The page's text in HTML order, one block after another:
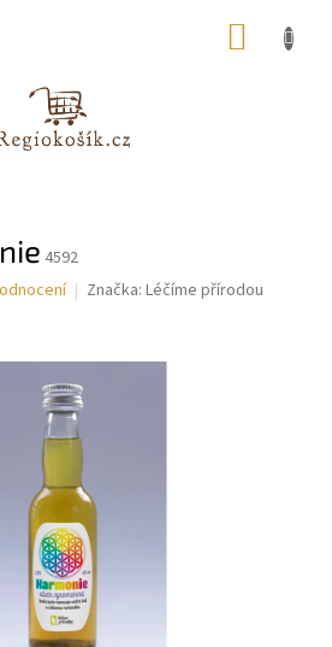
4592
Značka: Léčíme přírodou